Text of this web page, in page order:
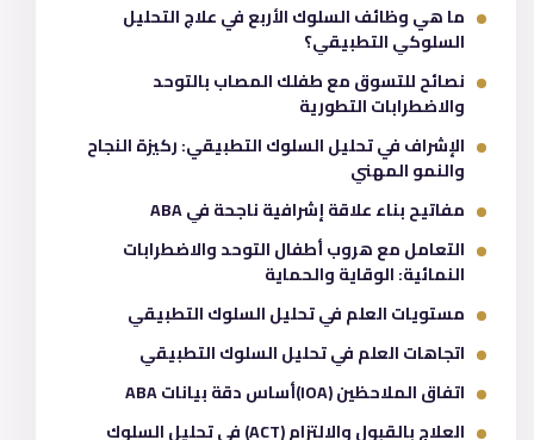
ما هي وظائف السلوك الأربع في علاج التحليل
السلوكي التطبيقي؟
نصائح للتسوق مع طفلك المصاب بالتوحد
والاضطرابات التطورية
الإشراف في تحليل السلوك التطبيقي: ركيزة النجاح
والنمو المهني
مفاتيح بناء علاقة إشرافية ناجحة في ABA
التعامل مع هروب أطفال التوحد والاضطرابات
النمائية: الوقاية والحماية
مستويات العلم في تحليل السلوك التطبيقي
اتجاهات العلم في تحليل السلوك التطبيقي
اتفاق الملاحظين (IOA)أساس دقة بيانات ABA
العلاج بالقبول والالتزام (ACT) في تحليل السلوك